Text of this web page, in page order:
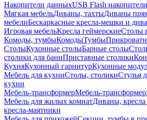
Накопители данныхUSB Flash накопители
Мягкая мебельДиваны, тахтыДиваны
мебелиБескаркасные кресла-мешки и
Игровая мебельКресла геймерскиеСтолы
Комоды, тумбыКомодыТумбы
СтолыКухонные столыБарные столы
столики для баниПриставные столики
КухняКухонный гарнитурКухонные
Мебель для кухниСтолы, столикиСтулья
кухни
Мебель-трансформерМебель-трансформер
Мебель для жилых комнатДиваны, кресла
кресла-маятники